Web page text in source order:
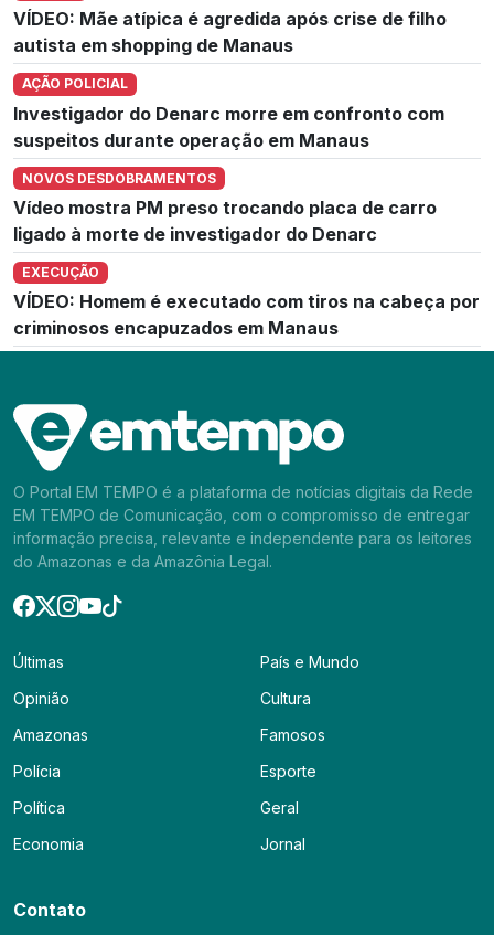
VÍDEO: Mãe atípica é agredida após crise de filho
autista em shopping de Manaus
AÇÃO POLICIAL
Investigador do Denarc morre em confronto com
suspeitos durante operação em Manaus
NOVOS DESDOBRAMENTOS
Vídeo mostra PM preso trocando placa de carro
ligado à morte de investigador do Denarc
EXECUÇÃO
VÍDEO: Homem é executado com tiros na cabeça por
criminosos encapuzados em Manaus
O Portal EM TEMPO é a plataforma de notícias digitais da Rede
EM TEMPO de Comunicação, com o compromisso de entregar
informação precisa, relevante e independente para os leitores
do Amazonas e da Amazônia Legal.
Últimas
Opinião
Amazonas
Polícia
Política
Economia
País e Mundo
Cultura
Famosos
Esporte
Geral
Jornal
Contato